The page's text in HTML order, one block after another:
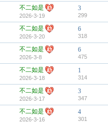
不二如是
2026-3-19
3
299
不二如是
2026-3-20
6
318
不二如是
2026-3-8
6
475
不二如是
2026-3-18
1
314
不二如是
2026-3-17
3
347
不二如是
2026-3-16
4
301